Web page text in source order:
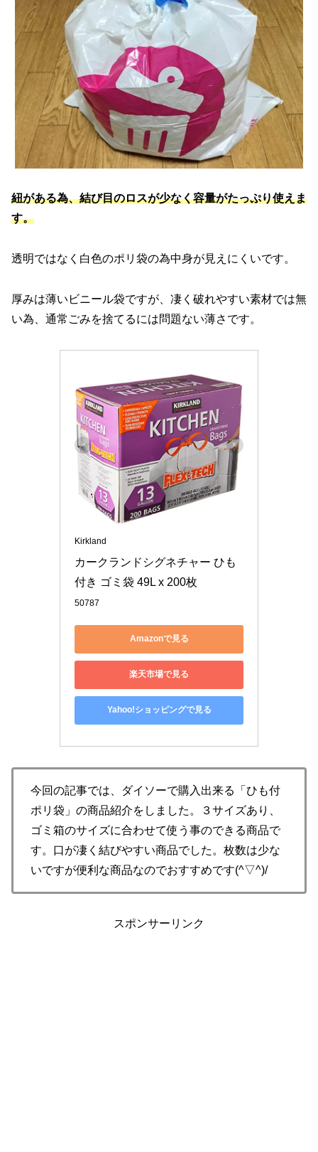
紐がある為、結び目のロスが少なく容量がたっぷり使えま
す。
透明ではなく白色のポリ袋の為中身が見えにくいです。
厚みは薄いビニール袋ですが、凄く破れやすい素材では無
い為、通常ごみを捨てるには問題ない薄さです。
Kirkland
カークランドシグネチャー ひも
付き ゴミ袋 49L x 200枚
50787
Amazonで見る
楽天市場で見る
Yahoo!ショッピングで見る
今回の記事では、ダイソーで購入出来る「ひも付
ポリ袋」の商品紹介をしました。３サイズあり、
ゴミ箱のサイズに合わせて使う事のできる商品で
す。口が凄く結びやすい商品でした。枚数は少な
いですが便利な商品なのでおすすめです(^▽^)/
スポンサーリンク